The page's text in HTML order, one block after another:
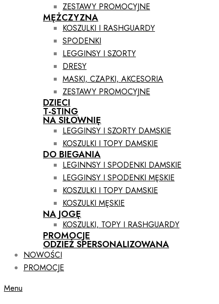
ZESTAWY PROMOCYJNE
MĘŻCZYZNA
KOSZULKI I RASHGUARDY
SPODENKI
LEGGINSY I SZORTY
DRESY
MASKI, CZAPKI, AKCESORIA
ZESTAWY PROMOCYJNE
DZIECI
T-STING
NA SIŁOWNIĘ
LEGGINSY I SZORTY DAMSKIE
KOSZULKI I TOPY DAMSKIE
DO BIEGANIA
LEGINNSY I SPODENKI DAMSKIE
LEGGINSY I SPODENKI MĘSKIE
KOSZULKI I TOPY DAMSKIE
KOSZULKI MĘSKIE
NA JOGĘ
KOSZULKI, TOPY I RASHGUARDY
PROMOCJE
ODZIEŻ SPERSONALIZOWANA
NOWOŚCI
PROMOCJE
Menu